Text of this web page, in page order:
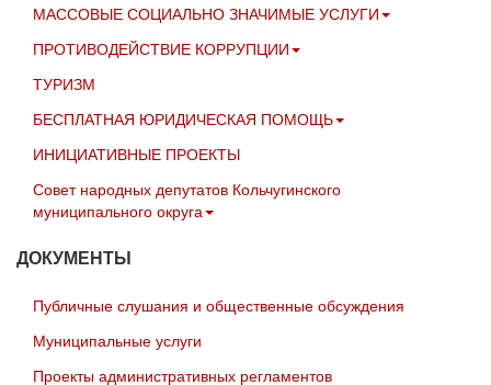
МАССОВЫЕ СОЦИАЛЬНО ЗНАЧИМЫЕ УСЛУГИ
ПРОТИВОДЕЙСТВИЕ КОРРУПЦИИ
ТУРИЗМ
БЕСПЛАТНАЯ ЮРИДИЧЕСКАЯ ПОМОЩЬ
ИНИЦИАТИВНЫЕ ПРОЕКТЫ
Совет народных депутатов Кольчугинского
муниципального округа
ДОКУМЕНТЫ
Публичные слушания и общественные обсуждения
Муниципальные услуги
Проекты административных регламентов